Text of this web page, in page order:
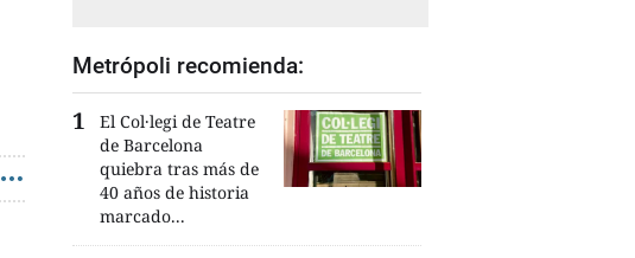
Metrópoli recomienda:
El Col·legi de Teatre
de Barcelona
quiebra tras más de
40 años de historia
marcado...